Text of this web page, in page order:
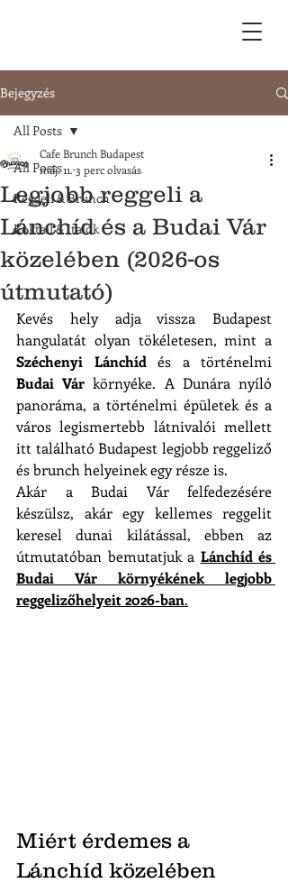
Bejegyzés
All Posts
Reggeli & Brunch
Koktail & Italok
All Posts
Legjobb reggeli a
Lánchíd és a Budai Vár
közelében (2026-os
útmutató)
Cafe Brunch Budapest
máj. 11. 3 perc olvasás
Kevés hely adja vissza Budapest
Széchenyi Lánchíd
Budai Vár környéke. A Dunára nyíló
panoráma, a történelmi épületek és a
város legismertebb látnivalói mellett
itt található Budapest legjobb reggeliző
és brunch helyeinek egy része is.
Akár a Budai Vár felfedezésére
készülsz, akár egy kellemes reggelit
keresel dunai kilátással, ebben az
útmutatóban bemutatjuk a Lánchíd és
Budai Vár környékének legjobb
reggelizőhelyeit 2026-ban.
Miért érdemes a
Lánchíd közelében